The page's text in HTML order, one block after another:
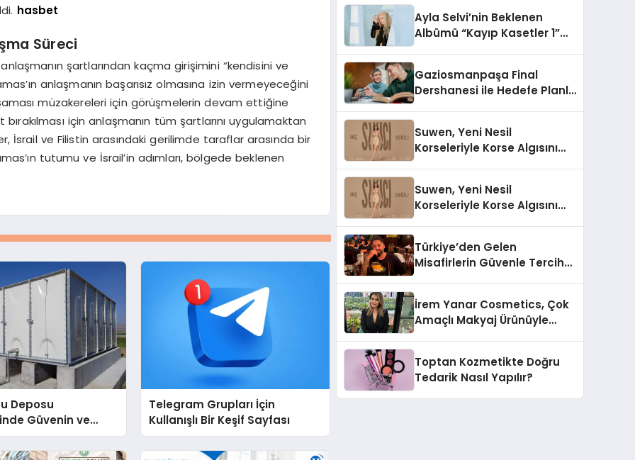
hasbet
Süreci
şartlarından kaçma girişimini “kendisini ve
anlaşmanın başarısız olmasına izin vermeyeceğini
müzakereleri için görüşmelerin devam ettiğine
için anlaşmanın tüm şartlarını uygulamaktan
İsrail ve Filistin arasındaki gerilimde taraflar arasında bir
tutumu ve İsrail’in adımları, bölgede beklenen
Deposu
Güvenin ve
Telegram Grupları İçin
Kullanışlı Bir Keşif Sayfası
Ayla Selvi’nin Beklenen
Albümü “Kayıp Kasetler 1”
Gaziosmanpaşa Final
Dershanesi ile Hedefe Planlı
Suwen, Yeni Nesil
Korseleriyle Korse Algısını
Suwen, Yeni Nesil
Korseleriyle Korse Algısını
Türkiye’den Gelen
Misafirlerin Güvenle Tercih
Dikkat Çekiyor
İrem Yanar Cosmetics, Çok
Amaçlı Makyaj Ürünüyle
Toptan Kozmetikte Doğru
Tedarik Nasıl Yapılır?